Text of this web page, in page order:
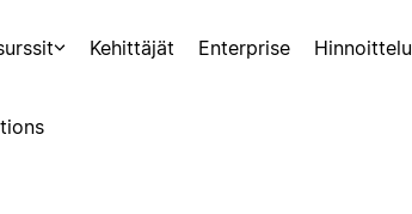
Kehittäjät Enterprise Hinnoittelu